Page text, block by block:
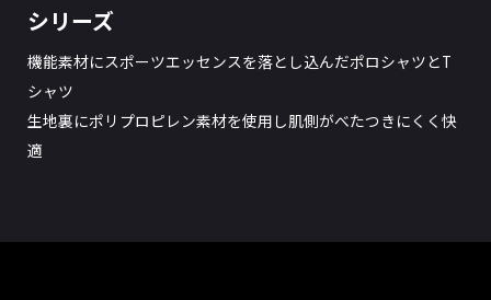
シリーズ
機能素材にスポーツエッセンスを落とし込んだポロシャツとT
シャツ
生地裏にポリプロピレン素材を使用し肌側がべたつきにくく快
適